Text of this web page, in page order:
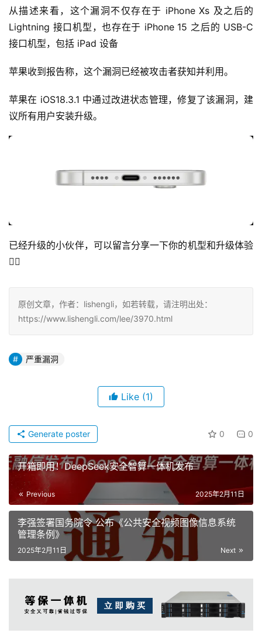
从描述来看，这个漏洞不仅存在于 iPhone Xs 及之后的
Lightning 接口机型，也存在于 iPhone 15 之后的 USB-C
接口机型，包括 iPad 设备
苹果收到报告称，这个漏洞已经被攻击者获知并利用。
苹果在 iOS18.3.1 中通过改进状态管理，修复了该漏洞，建
议所有用户安装升级。
已经升级的小伙伴，可以留言分享一下你的机型和升级体验
👇🏻
原创文章，作者：lishengli，如若转载，请注明出处：
https://www.lishengli.com/lee/3970.html
严重漏洞
Like (1)
0 0
Generate poster
开箱即用！DeepSeek安全智算一体机发布
Previous 2025年2月11日
李强签署国务院令 公布《公共安全视频图像信息系统
管理条例》
Next
2025年2月11日